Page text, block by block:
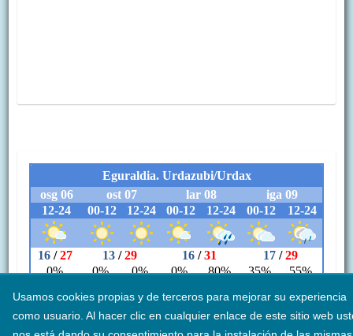
Usamos cookies propias y de terceros para mejorar su experiencia
como usuario. Al hacer clic en cualquier enlace de este sitio web